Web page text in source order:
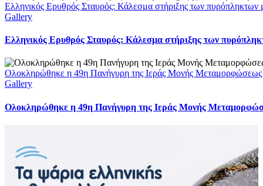
Ελληνικός Ερυθρός Σταυρός: Κάλεσμα στήριξης των πυρόπληκτων
Gallery
Ελληνικός Ερυθρός Σταυρός: Κάλεσμα στήριξης των
Ολοκληρώθηκε η 49η Πανήγυρη της Ιεράς Μονής
Gallery
Ολοκληρώθηκε η 49η Πανήγυρη της Ιεράς Μονής